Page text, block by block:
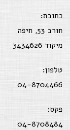
כתובת:
חורב 53, חיפה
מיקוד 3434626
טלפון:
04-8704466
פקס:
04-8708484